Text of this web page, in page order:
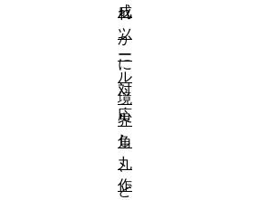
れ
か
に
対
応
し
、
ど
成
ツ
ー
ル
境
界
角
丸
作